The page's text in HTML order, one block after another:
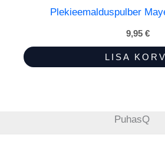
Plekieemalduspulber
9,95 €
LISA
PuhasQ